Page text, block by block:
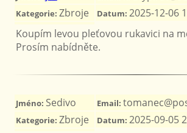
Kategorie: Zbroje Datum: 2025-12-06
Koupím levou pleťovou rukavici na
Prosím nabídněte.
Jméno: Sedivo Email:
Kategorie: Zbroje Datum: 2025-09-05